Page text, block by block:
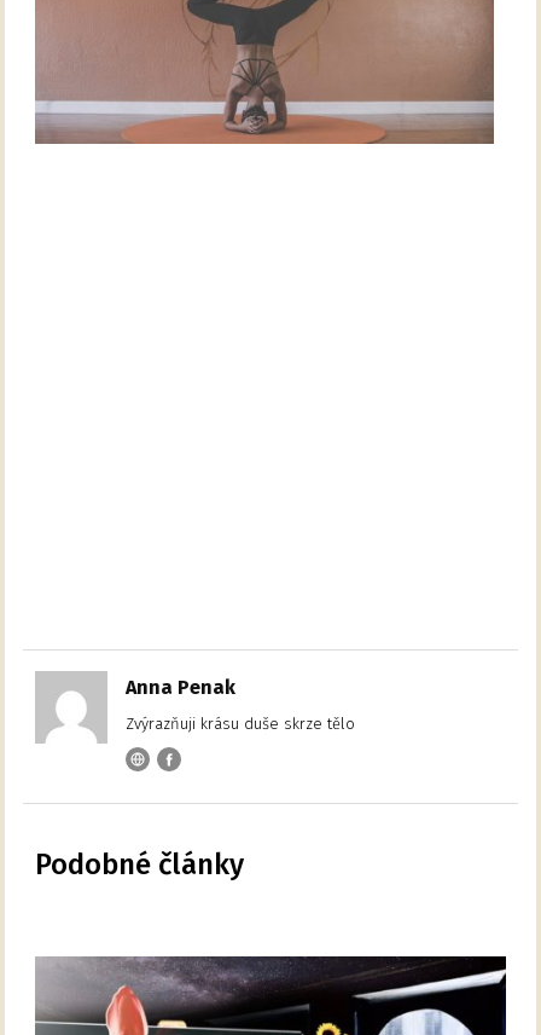
Anna Penak
Zvýrazňuji krásu duše skrze tělo
Podobné články